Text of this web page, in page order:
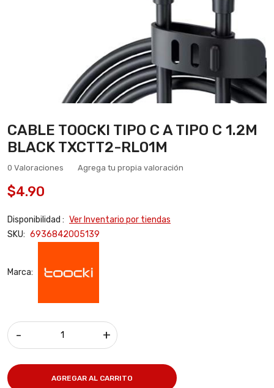
CABLE TOOCKI TIPO C A TIPO C 1.2M
BLACK TXCTT2-RL01M
0 Valoraciones Agrega tu propia valoración
$4.90
Disponibilidad : Ver Inventario por tiendas
SKU: 6936842005139
Marca:
- +
AGREGAR AL CARRITO